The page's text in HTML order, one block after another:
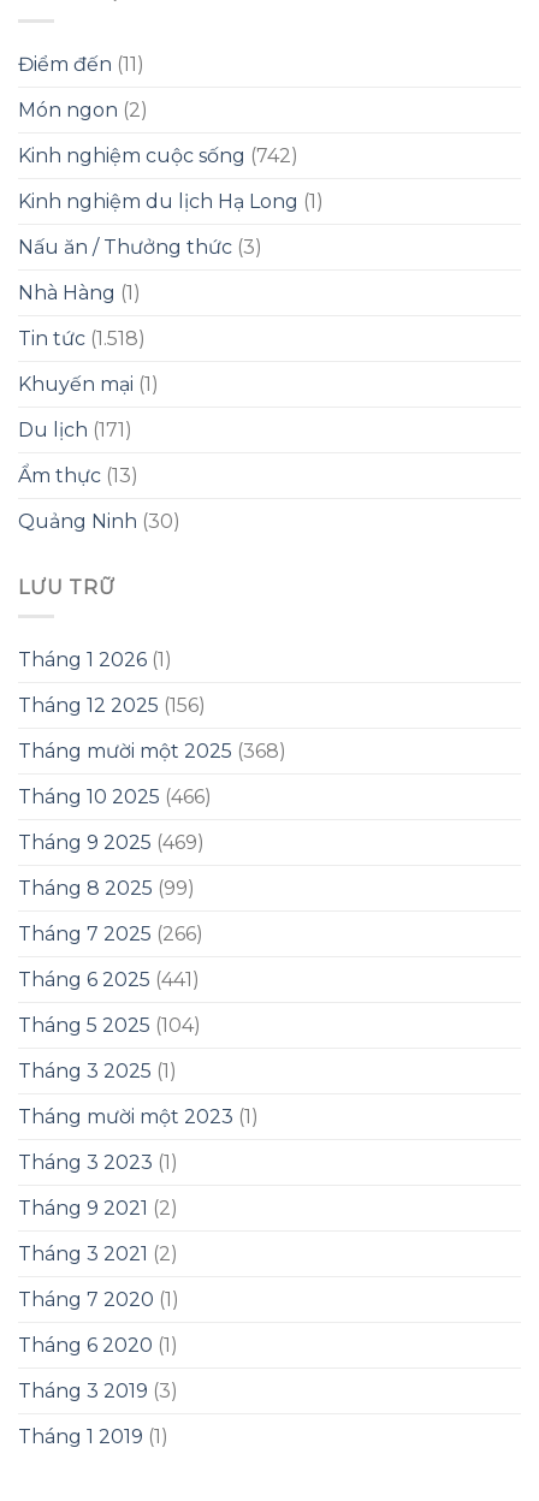
Điểm đến (11)
Món ngon (2)
Kinh nghiệm cuộc sống (742)
Kinh nghiệm du lịch Hạ Long (1)
Nấu ăn / Thưởng thức (3)
Nhà Hàng (1)
Tin tức (1.518)
Khuyến mại (1)
Du lịch (171)
Ẩm thực (13)
Quảng Ninh (30)
LƯU TRỮ
Tháng 1 2026 (1)
Tháng 12 2025 (156)
Tháng mười một 2025 (368)
Tháng 10 2025 (466)
Tháng 9 2025 (469)
Tháng 8 2025 (99)
Tháng 7 2025 (266)
Tháng 6 2025 (441)
Tháng 5 2025 (104)
Tháng 3 2025 (1)
Tháng mười một 2023 (1)
Tháng 3 2023 (1)
Tháng 9 2021 (2)
Tháng 3 2021 (2)
Tháng 7 2020 (1)
Tháng 6 2020 (1)
Tháng 3 2019 (3)
Tháng 1 2019 (1)